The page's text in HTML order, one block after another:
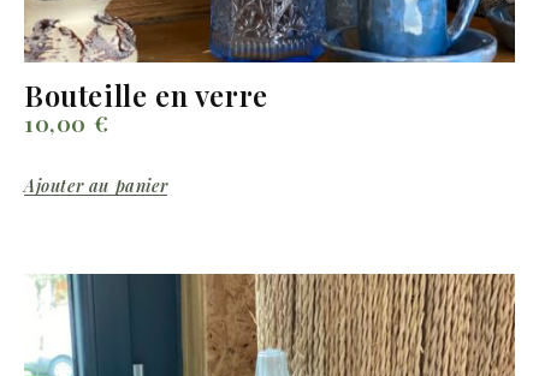
Bouteille en verre
10,00 €
Ajouter au panier